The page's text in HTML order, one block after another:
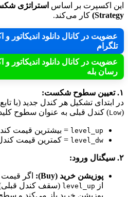
این اکسپرت بر اساس
Strategy) کار می‌کند.
عضویت در کانال دانلود
تلگرام
عضویت در کانال دانلود
رسان بله
۱. تعیین سطوح شکست:
در ابتدای تشکیل هر کندل جدید (با تابع
(
Low) کندل قبلی به عنوان سطوح
level_up = بیشترین قیمت
level_dw = کمترین قیمت
۲. سیگنال ورود:
پوزیشن خرید (Buy):
از level_up (سقف کندل قبلی)
پوزیشن خرید باز می‌کند و